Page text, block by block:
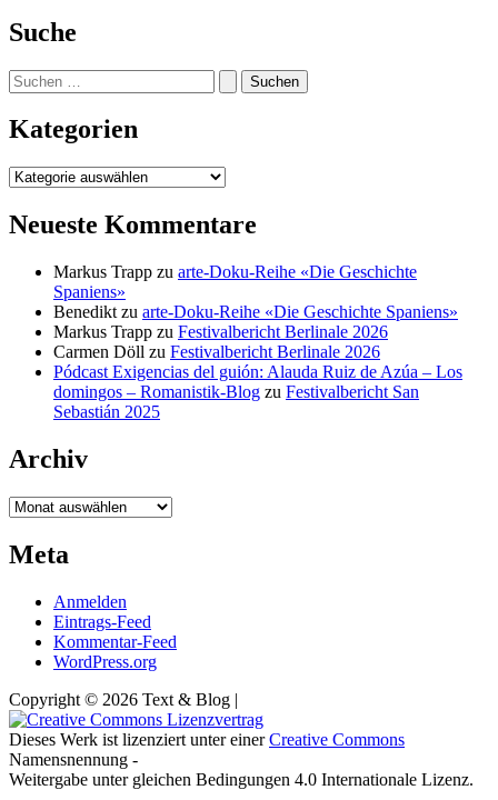
Suche
Suchen
nach:
Kategorien
Kategorien
Neueste Kommentare
Markus Trapp zu arte-Doku-Reihe «Die Geschichte
Spaniens»
Benedikt zu arte-Doku-Reihe «Die Geschichte Spaniens»
Markus Trapp zu Festivalbericht Berlinale 2026
Carmen Döll zu Festivalbericht Berlinale 2026
Pódcast Exigencias del guión: Alauda Ruiz de Azúa – Los
domingos – Romanistik-Blog zu Festivalbericht San
Sebastián 2025
Archiv
Archiv
Meta
Anmelden
Eintrags-Feed
Kommentar-Feed
WordPress.org
Copyright © 2026 Text & Blog |
Dieses Werk ist lizenziert unter einerCreative Commons
Namensnennung -
Weitergabe unter gleichen Bedingungen 4.0 Internationale Lizenz.